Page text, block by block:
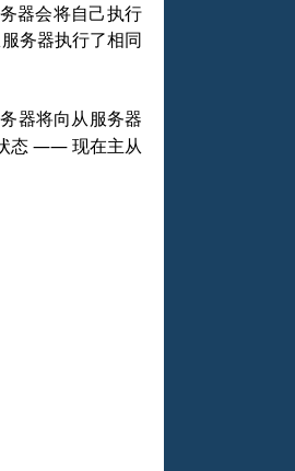
器会将自己执行
务器执行了相同
器将向从服务器
态 —— 现在主从